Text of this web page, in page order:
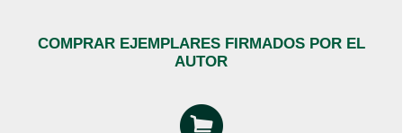
COMPRAR EJEMPLARES FIRMADOS POR EL
AUTOR